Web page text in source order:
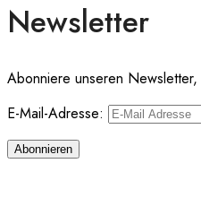
Newsletter
Abonniere unseren
E-Mail-Adresse: